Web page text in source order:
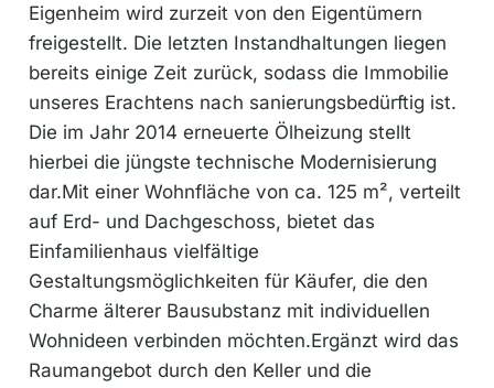
Eigenheim wird zurzeit von den Eigentümern
freigestellt. Die letzten Instandhaltungen liegen
bereits einige Zeit zurück, sodass die Immobilie
unseres Erachtens nach sanierungsbedürftig ist.
Die im Jahr 2014 erneuerte Ölheizung stellt
hierbei die jüngste technische Modernisierung
dar.Mit einer Wohnfläche von ca. 125 m², verteilt
auf Erd- und Dachgeschoss, bietet das
Einfamilienhaus vielfältige
Gestaltungsmöglichkeiten für Käufer, die den
Charme älterer Bausubstanz mit individuellen
Wohnideen verbinden möchten.Ergänzt wird das
Raumangebot durch den Keller und die